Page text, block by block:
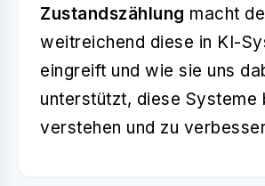
Zustandszählung macht
weitreichend diese in KI-
eingreift und wie sie uns
unterstützt, diese Systeme
verstehen und zu